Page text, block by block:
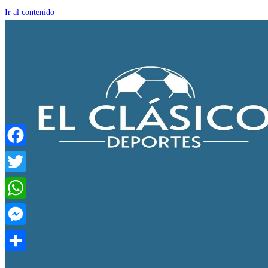
Ir al contenido
Facebook
Twitter
WhatsApp
Messenger